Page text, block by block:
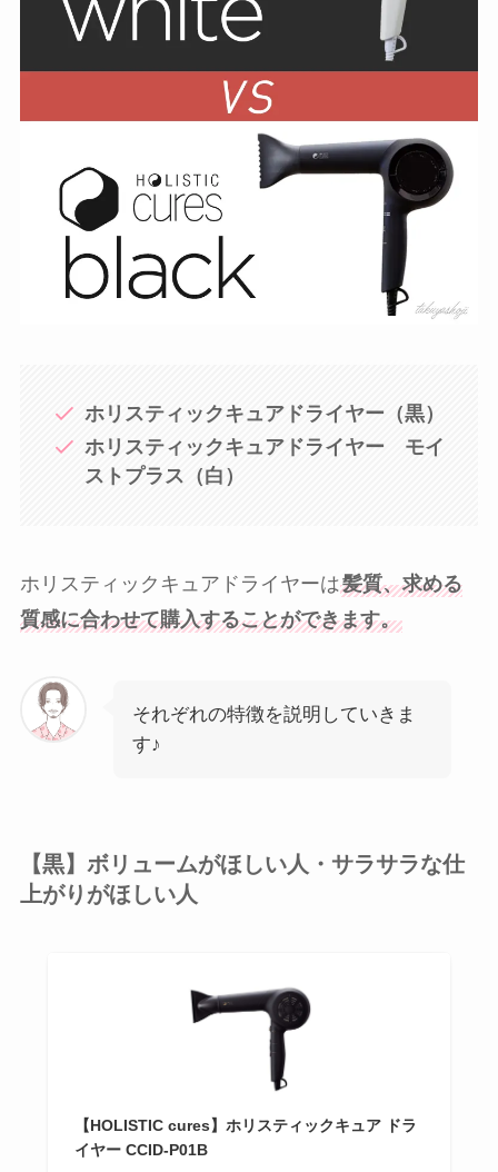
ホリスティックキュアドライヤー（黒）
ホリスティックキュアドライヤー モイ
ストプラス（白）
ホリスティックキュアドライヤーは髪質、求める
質感に合わせて購入することができます。
それぞれの特徴を説明していきま
す♪
【黒】ボリュームがほしい人・サラサラな仕
上がりがほしい人
【HOLISTIC cures】ホリスティックキュア ドラ
イヤー CCID-P01B